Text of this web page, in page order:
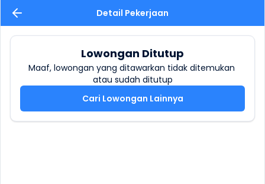
Detail Pekerjaan
Lowongan Ditutup
Maaf, lowongan yang ditawarkan tidak ditemukan
atau sudah ditutup
Cari Lowongan Lainnya